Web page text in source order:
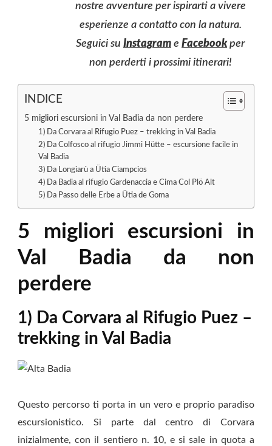
nostre avventure per ispirarti a vivere
esperienze a contatto con la natura.
Seguici su Instagram e Facebookper
non perderti i prossimi itinerari!
INDICE
5 migliori escursioni in Val Badia da non perdere
1) Da Corvara al Rifugio Puez – trekking in Val Badia
2) Da Colfosco al rifugio Jimmi Hütte – escursione facile in
Val Badia
3) Da Longiarù a Ütia Ciampcios
4) Da Badia al rifugio Gardenaccia e Cima Col Plö Alt
5) Da Passo delle Erbe a Ütia de Goma
5 migliori escursioni in
Val Badia da non
perdere
1) Da Corvara al Rifugio Puez –
trekking in Val Badia
Questo percorso ti porta in un vero e proprio paradiso
escursionistico. Si parte dal centro di Corvara
inizialmente, con il sentiero n. 10, e si sale in quota a